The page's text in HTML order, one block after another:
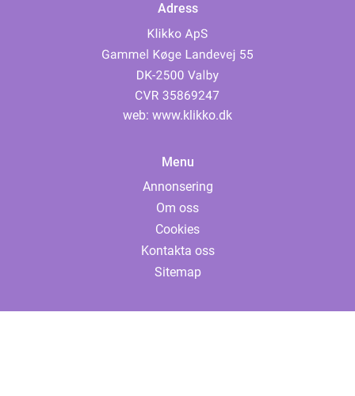
Adress
web: www.klikko.dk
Menu
Annonsering
Om oss
Cookies
Kontakta oss
Sitemap